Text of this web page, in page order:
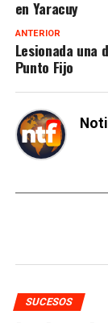
en Yaracuy
ANTERIOR
Lesionada una
Punto Fijo
SUCESOS